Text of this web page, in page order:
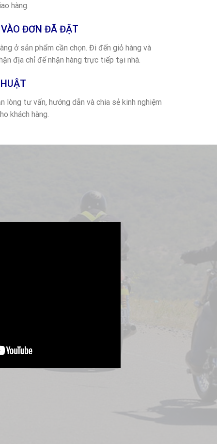
hàng.
ĐƠN ĐÃ ĐẶT
ở sản phẩm cần chọn. Đi đến giỏ hàng và
địa chỉ để nhận hàng trực tiếp tại nhà.
lòng tư vấn, hướng dẫn và chia sẻ kinh nghiệm
khách hàng.